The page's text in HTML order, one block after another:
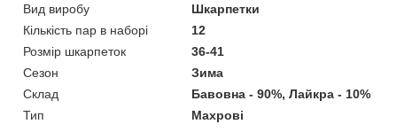
Вид виробу
Шкарпетки
Кількість пар в наборі
12
Розмір шкарпеток
36-41
Сезон
Зима
Склад
Бавовна - 90%, Лайкра - 10%
Тип
Махрові